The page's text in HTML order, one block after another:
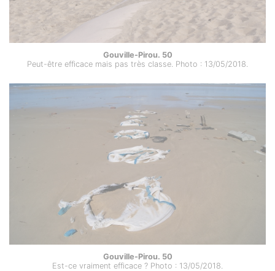
Gouville-Pirou. 50
Peut-être efficace mais pas très classe. Photo : 13/05/2018.
Gouville-Pirou. 50
Est-ce vraiment efficace ? Photo : 13/05/2018.